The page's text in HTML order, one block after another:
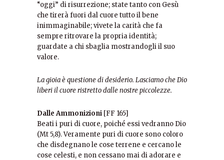
“oggi” di risurrezione; state tanto con Gesù
che tirerà fuori dal cuore tutto il bene
inimmaginabile; vivete la carità che fa
sempre ritrovare la propria identità;
guardate a chi sbaglia mostrandogli il suo
valore.
La gioia è questione di desiderio. Lasciamo che Dio
liberi il cuore ristretto dalle nostre piccolezze.
Dalle Ammonizioni [FF 165]
Beati i puri di cuore, poiché essi vedranno Dio
(Mt 5,8). Veramente puri di cuore sono coloro
che disdegnano le cose terrene e cercano le
cose celesti, e non cessano mai di adorare e